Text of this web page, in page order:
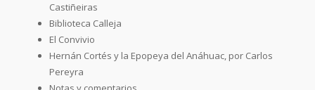
Castiñeiras
Biblioteca Calleja
El Convivio
Hernán Cortés y la Epopeya del Anáhuac, por Carlos
Pereyra